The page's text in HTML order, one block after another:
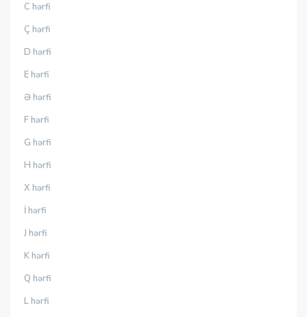
C hərfi
Ç hərfi
D hərfi
E hərfi
Ə hərfi
F hərfi
G hərfi
H hərfi
X hərfi
İ hərfi
J hərfi
K hərfi
Q hərfi
L hərfi